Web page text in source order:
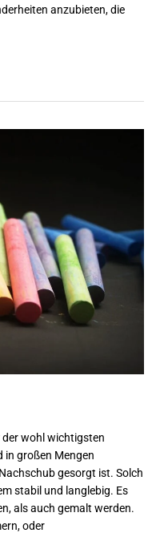
anzubieten, die
wohl wichtigsten
in großen Mengen
gesorgt ist. Solch
stabil und langlebig. Es
als auch gemalt werden.
oder